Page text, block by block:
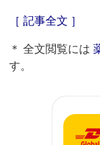
［ 記事全文 ］
＊ 全文閲覧には
す。